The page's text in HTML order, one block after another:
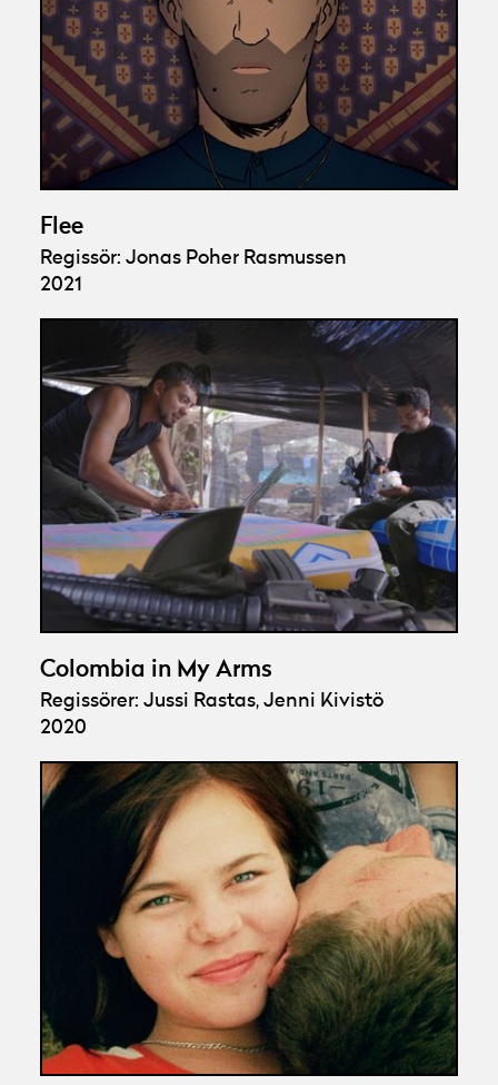
Flee
Regissör: Jonas Poher Rasmussen
2021
Colombia in My Arms
Regissörer: Jussi Rastas, Jenni Kivistö
2020